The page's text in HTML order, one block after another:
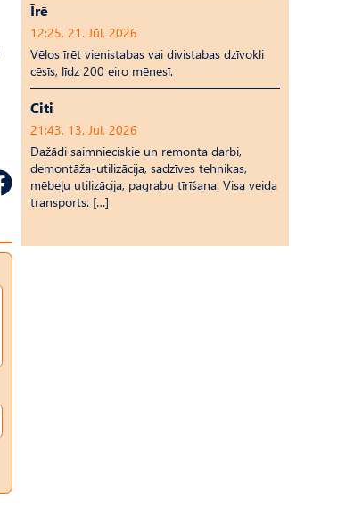
Īrē
12:25, 21. Jūl, 2026
Vēlos īrēt vienistabas vai divistabas dzīvokli
cēsīs, līdz 200 eiro mēnesī.
Citi
21:43, 13. Jūl, 2026
Dažādi saimnieciskie un remonta darbi,
demontāža-utilizācija, sadzīves tehnikas,
mēbeļu utilizācija, pagrabu tīrīšana. Visa veida
transports. […]